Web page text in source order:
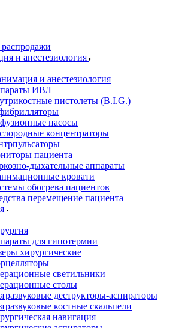
и анестезиология
и анестезиология
ИВЛ
пистолеты (B.I.G.)
насосы
концентраторы
пациента
дыхательные аппараты
кровати
обогрева пациентов
перемещение пациента
для гипотермии
хирургические
светильники
столы
деструкторы-аспираторы
костные скальпели
навигация